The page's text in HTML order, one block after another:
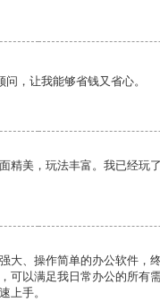
，让我能够省钱又省心。
精美，玩法丰富。我已经玩
大、操作简单的办公软件，
可以满足我日常办公的所有
上手。